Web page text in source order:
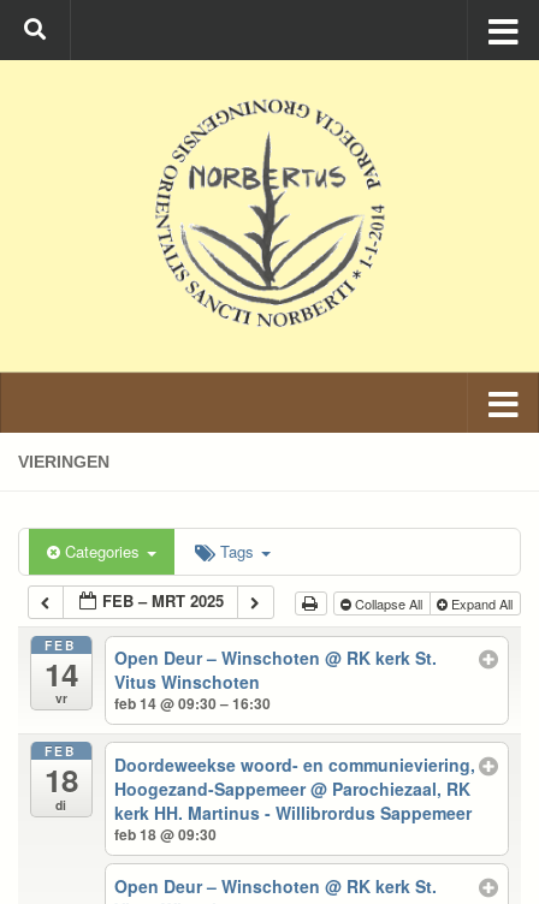
Ga naar de inhoud
VIERINGEN
Categories Tags
FEB – MRT 2025 Collapse All Expand All
FEB
14
vr
Open Deur – Winschoten@ RK kerk St.
Vitus Winschoten
feb 14 @ 09:30 – 16:30
FEB
18
di
Doordeweekse woord- en communieviering,
Hoogezand-Sappemeer@ Parochiezaal, RK
kerk HH. Martinus - Willibrordus Sappemeer
feb 18 @ 09:30
Open Deur – Winschoten@ RK kerk St.